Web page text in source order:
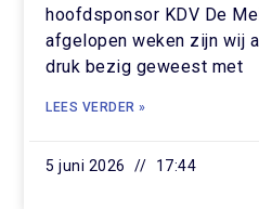
hoofdsponsor KDV De
afgelopen weken zijn wij
druk bezig geweest met
LEES VERDER »
5 juni 2026 17:44